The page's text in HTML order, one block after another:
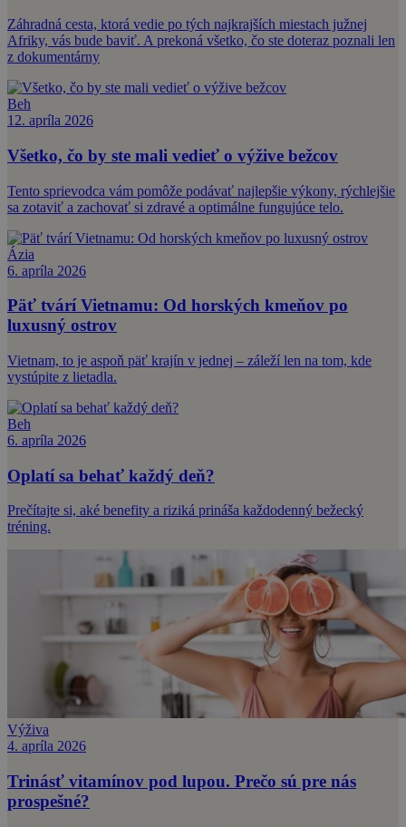
Záhradná cesta, ktorá vedie po tých najkrajších miestach južnej
Afriky, vás bude baviť. A prekoná všetko, čo ste doteraz poznali len
z dokumentárny
Beh
12. apríla 2026
Všetko, čo by ste mali vedieť o výžive bežcov
Tento sprievodca vám pomôže podávať najlepšie výkony, rýchlejšie
sa zotaviť a zachovať si zdravé a optimálne fungujúce telo.
Ázia
6. apríla 2026
Päť tvárí Vietnamu: Od horských kmeňov po
luxusný ostrov
Vietnam, to je aspoň päť krajín v jednej – záleží len na tom, kde
vystúpite z lietadla.
Beh
6. apríla 2026
Oplatí sa behať každý deň?
Prečítajte si, aké benefity a riziká prináša každodenný bežecký
tréning.
Výživa
4. apríla 2026
Trinásť vitamínov pod lupou. Prečo sú pre nás
prospešné?